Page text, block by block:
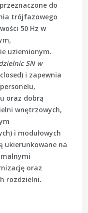
do
trójfazowego
50 Hz w
uziemionym.
SN w
i zapewnia
oraz dobrą
wnętrzowych,
i modułowych
ukierunkowane na
oraz
rozdzielni.